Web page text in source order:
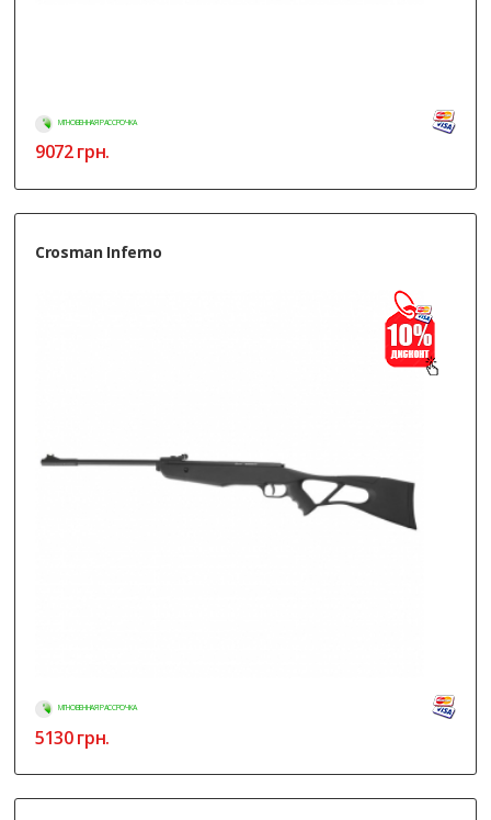
МГНОВЕННАЯ РАССРОЧКА
9072грн.
Crosman Inferno
МГНОВЕННАЯ РАССРОЧКА
5130грн.